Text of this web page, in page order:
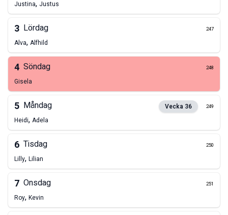
Justina, Justus
3 Lördag 247
Alva, Alfhild
4 Söndag 248
Gisela
5 Måndag Vecka 36 249
Heidi, Adela
6 Tisdag 250
Lilly, Lilian
7 Onsdag 251
Roy, Kevin